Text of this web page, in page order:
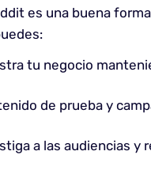
es una buena
tu negocio
de prueba y
a las audiencias y